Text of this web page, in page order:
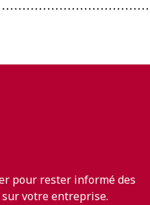
pour rester informé des
votre entreprise.